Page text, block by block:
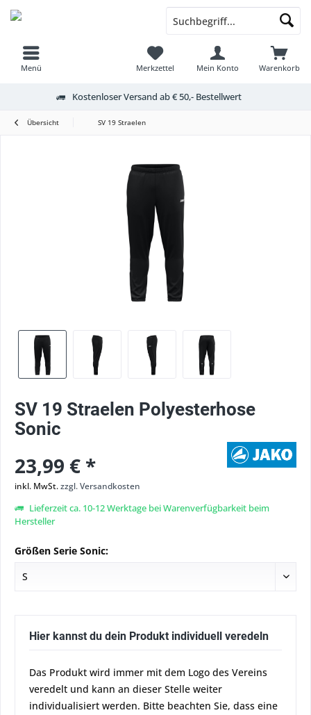
Menü Warenkorb
Merkzettel Mein Konto
Kostenloser Versand ab € 50,- Bestellwert
Übersicht SV 19 Straelen
SV 19 Straelen Polyesterhose
Sonic
23,99 € *
inkl. MwSt.zzgl. Versandkosten
Lieferzeit ca. 10-12 Werktage bei Warenverfügbarkeit beim
Hersteller
Größen Serie Sonic:
Hier kannst du dein Produkt individuell veredeln
Das Produkt wird immer mit dem Logo des Vereins
veredelt und kann an dieser Stelle weiter
individualisiert werden. Bitte beachten Sie, dass eine